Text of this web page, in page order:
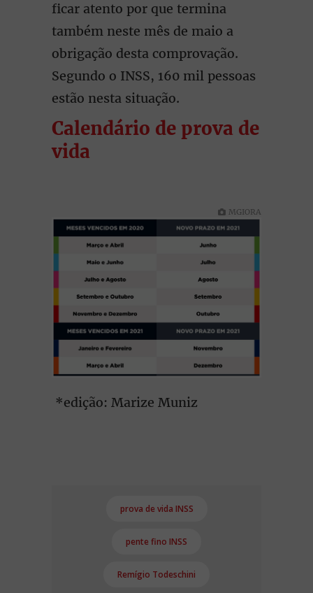
ficar atento por que termina
também neste mês de maio a
obrigação desta comprovação.
Segundo o INSS, 160 mil pessoas
estão nesta situação.
Calendário de prova de
vida
MGIORA
*edição: Marize Muniz
prova de vida INSS
pente fino INSS
Remígio Todeschini